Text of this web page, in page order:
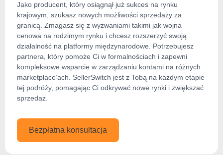
Jako producent, który osiągnął już sukces na rynku
krajowym, szukasz nowych możliwości sprzedaży za
granicą. Zmagasz się z wyzwaniami takimi jak wojna
cenowa na rodzimym rynku i chcesz rozszerzyć swoją
działalność na platformy międzynarodowe. Potrzebujesz
partnera, który pomoże Ci w formalnościach i zapewni
kompleksowe wsparcie w zarządzaniu kontami na różnych
marketplace’ach. SellerSwitch jest z Tobą na każdym etapie
tej podróży, pomagając Ci odkrywać nowe rynki i zwiększać
sprzedaż.
Bezpłatna konsultacja